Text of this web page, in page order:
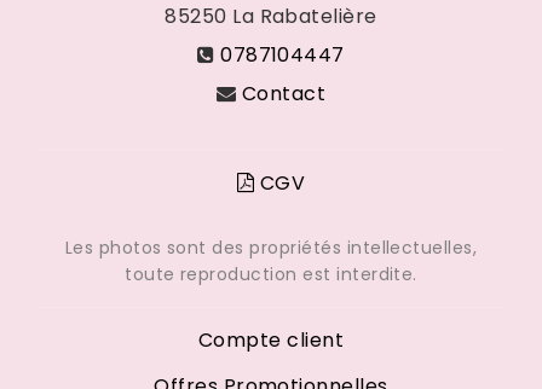
85250 La Rabatelière
0787104447
Contact
CGV
Les photos sont des propriétés intellectuelles,
toute reproduction est interdite.
Compte client